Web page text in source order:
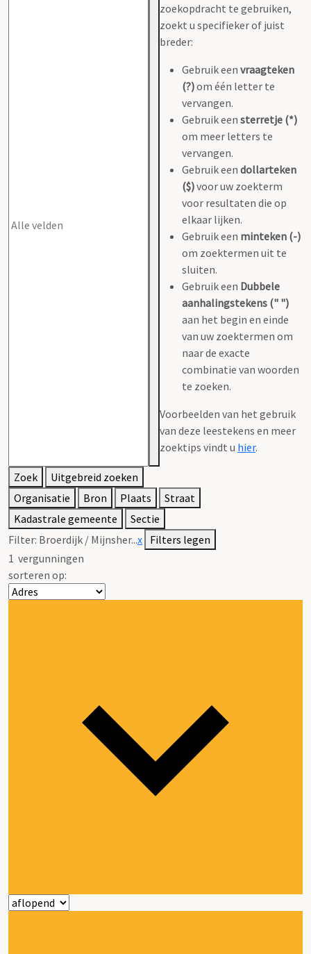
zoekopdracht te gebruiken,
zoekt u specifieker of juist
breder:
Gebruik een vraagteken
(?)om één letter te
vervangen.
Gebruik een sterretje (*)
om meer letters te
vervangen.
Gebruik een dollarteken
($)voor uw zoekterm
voor resultaten die op
elkaar lijken.
Gebruik een minteken (-)
om zoektermen uit te
sluiten.
Gebruik een Dubbele
aanhalingstekens (" ")
aan het begin en einde
van uw zoektermen om
naar de exacte
combinatie van woorden
te zoeken.
Voorbeelden van het gebruik
van deze leestekens en meer
zoektips vindt u hier.
Zoek
Uitgebreid zoeken
Organisatie
Bron Plaats
Straat
Kadastrale gemeente
Sectie
Filter: Broerdijk / Mijnsher...x Filters legen
1 vergunningen
sorteren op: